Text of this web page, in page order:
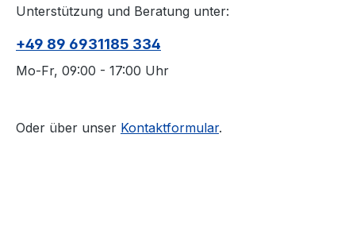
Unterstützung und Beratung unter:
+49 89 6931185 334
Mo-Fr, 09:00 - 17:00 Uhr
Oder über unser Kontaktformular.